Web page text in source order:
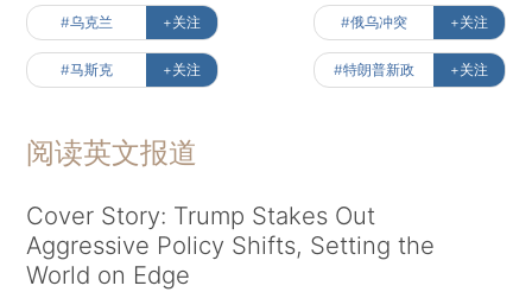
#乌克兰 +关注 #俄乌冲突 +关注
#马斯克 +关注 #特朗普新政 +关注
阅读英文报道
Cover Story: Trump Stakes Out
Aggressive Policy Shifts, Setting the
World on Edge